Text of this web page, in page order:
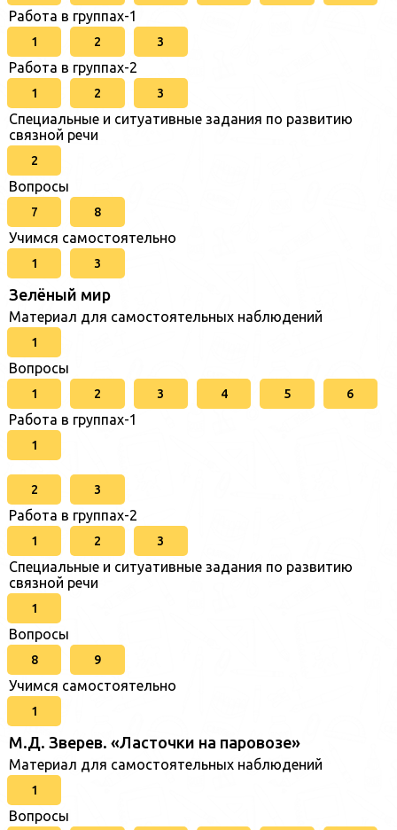
Работа в группах-1
1 2 3
Работа в группах-2
1 2 3
Специальные и ситуативные задания по развитию
связной речи
2
Вопросы
7 8
Учимся самостоятельно
1 3
Зелёный мир
Материал для самостоятельных наблюдений
1
Вопросы
1 2 3 4 5 6
Работа в группах-1
1
2 3
Работа в группах-2
1 2 3
Специальные и ситуативные задания по развитию
связной речи
1
Вопросы
8 9
Учимся самостоятельно
1
М.Д. Зверев. «Ласточки на паровозе»
Материал для самостоятельных наблюдений
1
Вопросы